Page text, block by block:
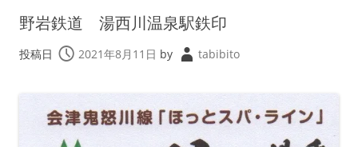
野岩鉄道 湯西川温泉駅鉄印
投稿日 2021年8月11日 by tabibito